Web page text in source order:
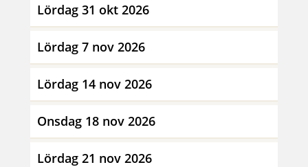
Lördag 31 okt 2026
Lördag 7 nov 2026
Lördag 14 nov 2026
Onsdag 18 nov 2026
Lördag 21 nov 2026